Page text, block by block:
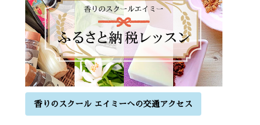
香りのスクール エイミーへの交通アクセス